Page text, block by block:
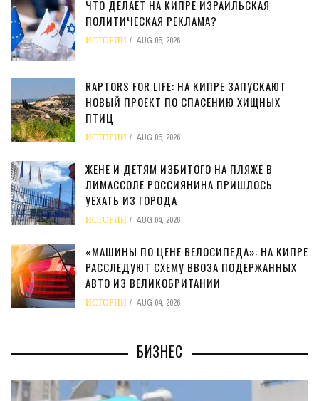
ЧТО ДЕЛАЕТ НА КИПРЕ ИЗРАИЛЬСКАЯ
ПОЛИТИЧЕСКАЯ РЕКЛАМА?
ИСТОРИИ AUG 05, 2026
RAPTORS FOR LIFE: НА КИПРЕ ЗАПУСКАЮТ
НОВЫЙ ПРОЕКТ ПО СПАСЕНИЮ ХИЩНЫХ
ПТИЦ
ИСТОРИИ AUG 05, 2026
ЖЕНЕ И ДЕТЯМ ИЗБИТОГО НА ПЛЯЖЕ В
ЛИМАССОЛЕ РОССИЯНИНА ПРИШЛОСЬ
УЕХАТЬ ИЗ ГОРОДА
ИСТОРИИ AUG 04, 2026
«МАШИНЫ ПО ЦЕНЕ ВЕЛОСИПЕДА»: НА КИПРЕ
РАССЛЕДУЮТ СХЕМУ ВВОЗА ПОДЕРЖАННЫХ
АВТО ИЗ ВЕЛИКОБРИТАНИИ
ИСТОРИИ AUG 04, 2026
БИЗНЕС